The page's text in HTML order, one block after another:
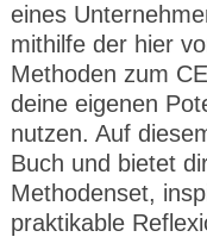
eines
mithilfe der hier
Methoden zum
deine eigenen
nutzen. Auf
Buch und bietet
Methodenset,
praktikable